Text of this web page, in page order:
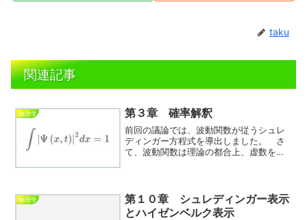
taku
関連記事
物理学 第３章 確率解釈
前回の議論では、波動関数が従うシュレ
ディンガー方程式を導出しました。 さ
て、波動関数は理論の都合上、虚数を含
す。 この問題をどう解釈につ...
物理学
第１０章 シュレディンガー表示
とハイゼンベルク表示